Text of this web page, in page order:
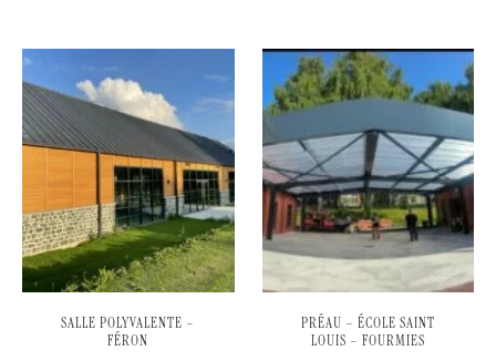
SALLE POLYVALENTE –
FÉRON
PRÉAU – ÉCOLE SAINT
LOUIS – FOURMIES